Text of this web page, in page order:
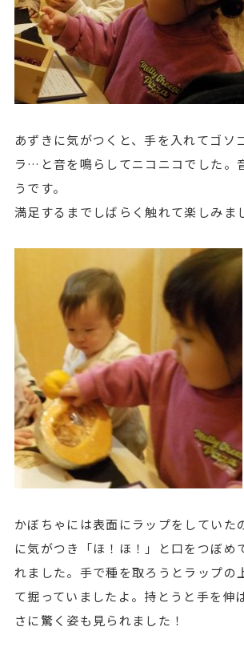
あずきに気がつくと、手を入れてゴソ
ラ…と音を鳴らしてニコニコでした。
うです。
満足するまでしばらく触れて楽しみま
かぼちゃには表面にラップをしていた
に気がつき「ほ！ほ！」と口をつぼめ
れました。手で種を取ろうとラップの
て掘っていましたよ。持とうと手を伸
さに驚く姿も見られました！